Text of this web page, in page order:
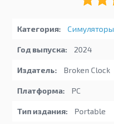
Категория: Симуляторы
Год выпуска: 2024
Издатель: Broken Clock
Платформа: PC
Тип издания: Portable